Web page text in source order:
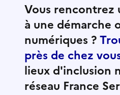
Vous rencontrez
à une démarche
numériques ?
près de chez
lieux d'inclusion
réseau France